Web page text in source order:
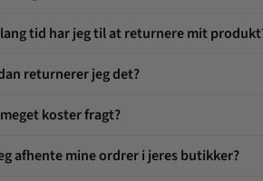
tid har jeg til at returnere mit
returnerer jeg det?
koster fragt?
afhente mine ordrer i jeres butikker?